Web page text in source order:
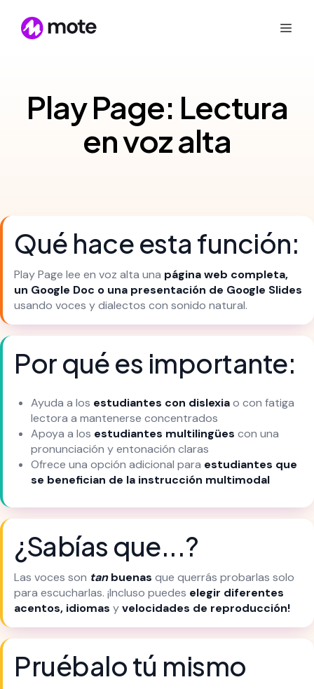
Play Page: Lectura
en voz alta
Qué hace esta función:
Play Page lee en voz alta una página web completa,
un Google Doc o una presentación de Google Slides
usando voces y dialectos con sonido natural.
Por qué es importante:
Ayuda a los estudiantes con dislexiao con fatiga
lectora a mantenerse concentrados
Apoya a los estudiantes multilingües con una
pronunciación y entonación claras
Ofrece una opción adicional para estudiantes que
se benefician de la instrucción multimodal
¿Sabías que...?
Las voces son tanbuenas que querrás probarlas solo
para escucharlas. ¡Incluso puedes elegir diferentes
acentos, idiomas yvelocidades de reproducción!
Pruébalo tú mismo